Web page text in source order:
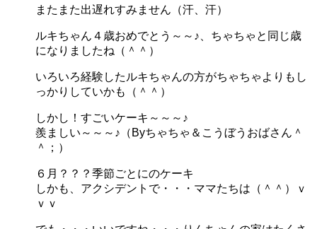
またまた出遅れすみません（汗、汗）
ルキちゃん４歳おめでとう～～♪、ちゃちゃと同じ歳
になりましたね（＾＾）
いろいろ経験したルキちゃんの方がちゃちゃよりもし
っかりしていかも（＾＾）
しかし！すごいケーキ～～～♪
羨ましい～～～♪（Byちゃちゃ＆こうぼうおばさん＾
＾；）
６月？？？季節ごとにのケーキ
しかも、アクシデントで・・・ママたちは（＾＾）ｖ
ｖｖ